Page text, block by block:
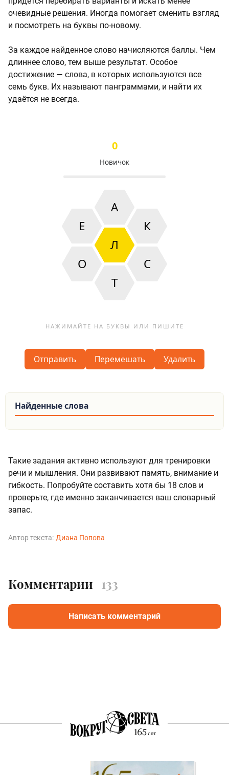
очевидные решения. Иногда помогает сменить взгляд
и посмотреть на буквы по-новому.
За каждое найденное слово начисляются баллы. Чем
длиннее слово, тем выше результат. Особое
достижение — слова, в которых используются все
семь букв. Их называют панграммами, и найти их
удаётся не всегда.
0
Новичок
Л
А
Е
К
О
С
Т
Отправить Перемешать Удалить
Найденные слова
Такие задания активно используют для тренировки
речи и мышления. Они развивают память, внимание и
гибкость. Попробуйте составить хотя бы 18 слов и
проверьте, где именно заканчивается ваш словарный
запас.
Автор текста: Диана Попова
Комментарии 133
Написать комментарий